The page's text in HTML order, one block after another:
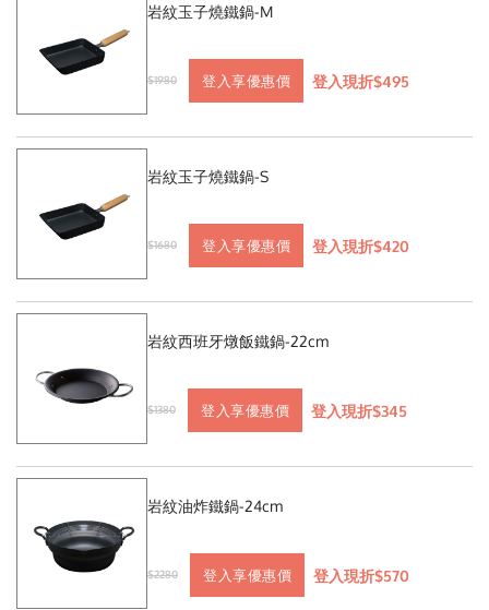
岩紋玉子燒鐵鍋-M
$1980 登入享優惠價 登入現折$495
岩紋玉子燒鐵鍋-S
$1680 登入享優惠價 登入現折$420
岩紋西班牙燉飯鐵鍋-22cm
$1380 登入享優惠價 登入現折$345
岩紋油炸鐵鍋-24cm
$2280 登入享優惠價 登入現折$570